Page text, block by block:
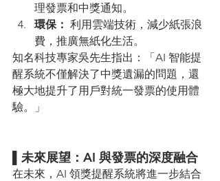
理發票和中獎通知。
環保： 利用雲端技術，減少紙張浪
費，推廣無紙化生活。
知名科技專家吳先生指出：「AI 智能提
醒系統不僅解決了中獎遺漏的問題，還
極大地提升了用戶對統一發票的使用體
驗。」
▌未來展望：AI 與發票的深度融合
在未來，AI 領獎提醒系統將進一步結合